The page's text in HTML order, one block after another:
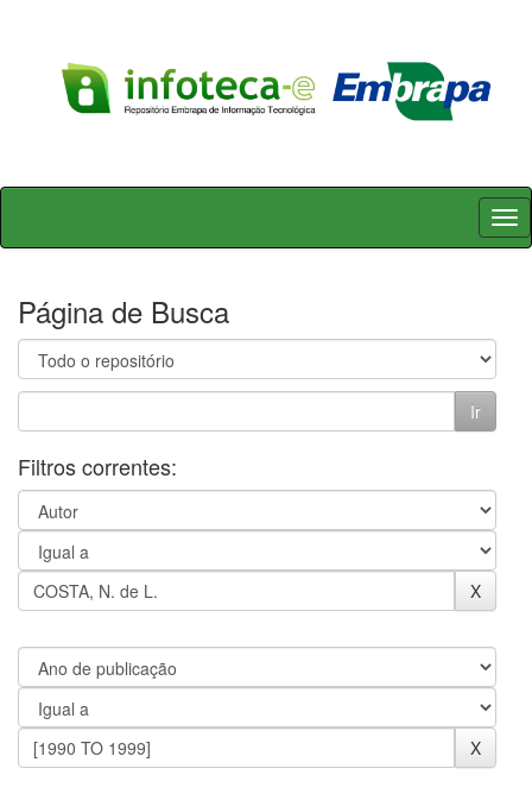
Skip
Página de Busca
Filtros correntes: